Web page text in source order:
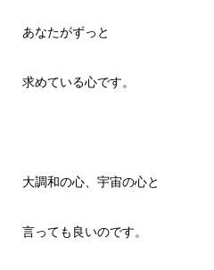
あなたがずっと
求めている心です。
大調和の心、宇宙の心と
言っても良いのです。